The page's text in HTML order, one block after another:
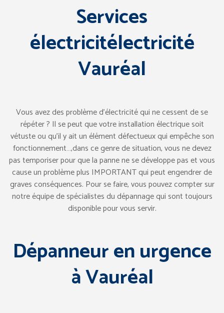
Services
électricitélectricité
Vauréal
Vous avez des problème d’électricité qui ne cessent de se
répéter ? Il se peut que votre installation électrique soit
vétuste ou qu’il y ait un élément défectueux qui empêche son
fonctionnement…,dans ce genre de situation, vous ne devez
pas temporiser pour que la panne ne se développe pas et vous
cause un problème plus IMPORTANT qui peut engendrer de
graves conséquences. Pour se faire, vous pouvez compter sur
notre équipe de spécialistes du dépannage qui sont toujours
disponible pour vous servir.
Dépanneur en urgence
à Vauréal